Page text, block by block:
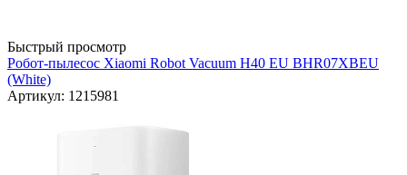
Быстрый просмотр
Робот-пылесос Xiaomi Robot Vacuum H40 EU BHR07XBEU
(White)
Артикул: 1215981